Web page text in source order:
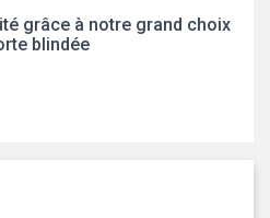
grâce à notre grand choix
blindée